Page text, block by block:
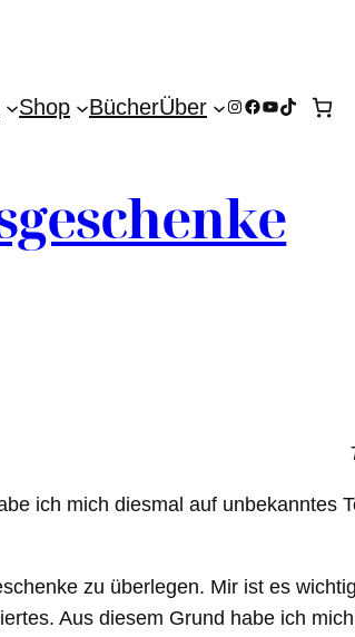
Shop BücherÜber Instagram
Facebook
YouTube
TikTok
ich mich diesmal auf unbekanntes
zu überlegen. Mir ist es
Aus diesem Grund habe ich